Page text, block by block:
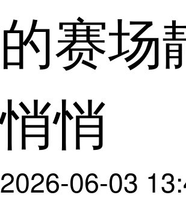
的赛场
悄悄
2026-06-03